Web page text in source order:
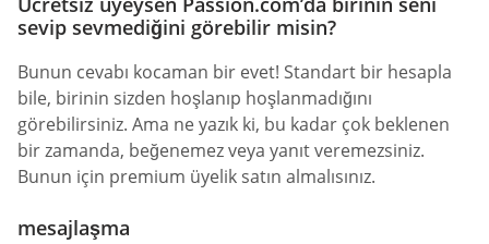
sevip sevmediğini görebilir misin?
Bunun cevabı kocaman bir evet! Standart bir hesapla
bile, birinin sizden hoşlanıp hoşlanmadığını
görebilirsiniz. Ama ne yazık ki, bu kadar çok beklenen
bir zamanda, beğenemez veya yanıt veremezsiniz.
Bunun için premium üyelik satın almalısınız.
mesajlaşma